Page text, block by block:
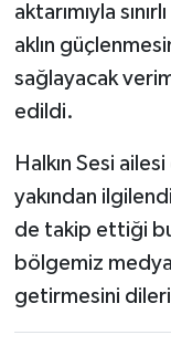
aktarımıyla
aklın
sağlayacak
edildi.
Halkın Sesi
yakından
de takip ettiği
bölgemiz medya
getirmesini